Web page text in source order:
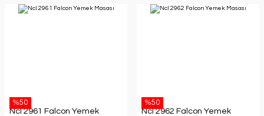
%50
Ncl 2961 Falcon Yemek
%50
Ncl 2962 Falcon Yemek